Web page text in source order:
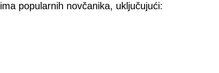
popularnih novčanika, uključujući: